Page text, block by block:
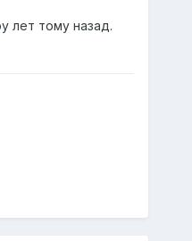
лет тому назад.